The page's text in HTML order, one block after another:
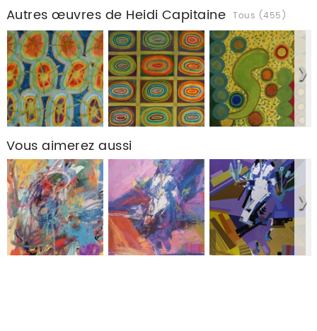
Autres œuvres de Heidi Capitaine Tous (455)
Vous aimerez aussi